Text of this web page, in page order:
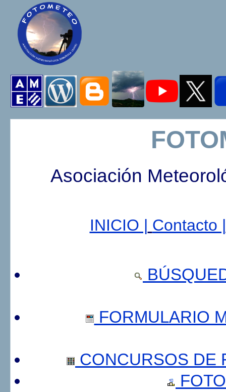
Asociación
INICIO | Contacto |
FORMULARIO
CONCURSOS DE